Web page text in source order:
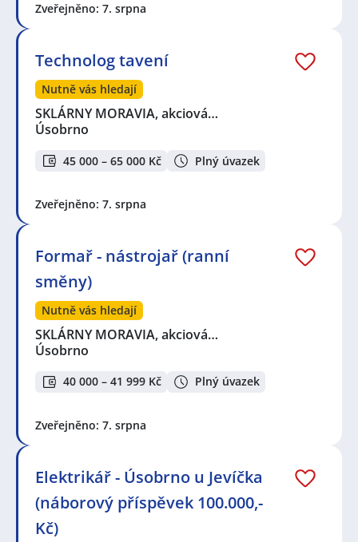
Zveřejněno: 7. srpna
Technolog tavení
Nutně vás hledají
SKLÁRNY MORAVIA, akciová…
Úsobrno
45 000 – 65 000 Kč Plný úvazek
Zveřejněno: 7. srpna
Formař - nástrojař (ranní
směny)
Nutně vás hledají
SKLÁRNY MORAVIA, akciová…
Úsobrno
40 000 – 41 999 Kč Plný úvazek
Zveřejněno: 7. srpna
Elektrikář - Úsobrno u Jevíčka
(náborový příspěvek 100.000,-
Kč)